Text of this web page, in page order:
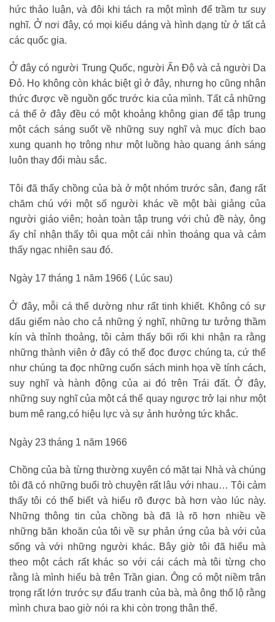
hức thảo luận, và đôi khi tách ra một mình để trầm tư suy
nghĩ. Ở nơi đây, có mọi kiểu dáng và hình dạng từ ở tất cả
các quốc gia.
Ở đây có người Trung Quốc, người Ấn Độ và cả người Da
Đỏ. Họ không còn khác biệt gì ở đây, nhưng họ cũng nhận
thức được về nguồn gốc trước kia của mình. Tất cả những
cá thể ở đây đều có một khoảng không gian để tập trung
một cách sáng suốt về những suy nghĩ và mục đích bao
xung quanh họ trông như một luồng hào quang ánh sáng
luôn thay đổi màu sắc.
Tôi đã thấy chồng của bà ở một nhóm trước sân, đang rất
chăm chú với một số người khác về một bài giảng của
người giáo viên; hoàn toàn tập trung với chủ đề này, ông
ấy chỉ nhận thấy tôi qua một cái nhìn thoáng qua và cảm
thấy ngạc nhiên sau đó.
Ngày 17 tháng 1 năm 1966 ( Lúc sau)
Ở đây, mỗi cá thể dường như rất tinh khiết. Không có sự
dấu giếm nào cho cả những ý nghĩ, những tư tưởng thầm
kín và thỉnh thoảng, tôi cảm thấy bối rối khi nhận ra rằng
những thành viên ở đây có thể đọc được chúng ta, cứ thể
như chúng ta đọc những cuốn sách minh họa về tính cách,
suy nghĩ và hành động của ai đó trên Trái đất. Ở đây,
những suy nghĩ của một cá thể quay ngược trở lại như một
bum mê rang,có hiệu lực và sự ảnh hưởng tức khắc.
Ngày 23 tháng 1 năm 1966
Chồng của bà từng thường xuyên có mặt tại Nhà và chúng
tôi đã có những buổi trò chuyện rất lâu với nhau… Tôi cảm
thấy tôi có thể biết và hiểu rõ được bà hơn vào lúc này.
Những thông tin của chồng bà đã là rõ hơn nhiều về
những băn khoăn của tôi về sự phản ứng của bà với của
sống và với những người khác. Bây giờ tôi đã hiểu mà
theo một cách rất khác so với cái cách mà tôi từng cho
rằng là mình hiểu bà trên Trần gian. Ông có một niềm trân
trọng rất lớn trước sự đấu tranh của bà, mà ông thổ lộ rằng
mình chưa bao giờ nói ra khi còn trong thân thể.